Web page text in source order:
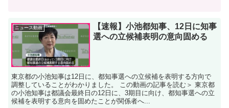
ニュース動画
【速報】小池都知事、12日に知事
選への立候補表明の意向固める
東京都の小池知事は12日に、都知事選への立候補を表明する方向で
調整していることがわかりました。 この動画の記事を読む＞ 東京都
の小池知事は都議会最終日の12日に、3期目に向け、都知事選への立
候補を表明する意向を固めたことが関係者へ...